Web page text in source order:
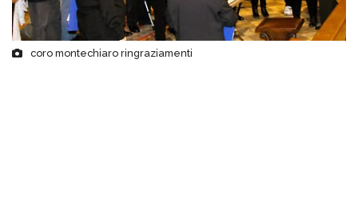
coro montechiaro ringraziamenti